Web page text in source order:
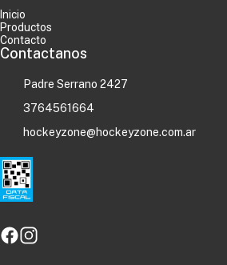
Inicio
Productos
Contacto
Contactanos
Padre Serrano 2427
3764561664
hockeyzone@hockeyzone.com.ar